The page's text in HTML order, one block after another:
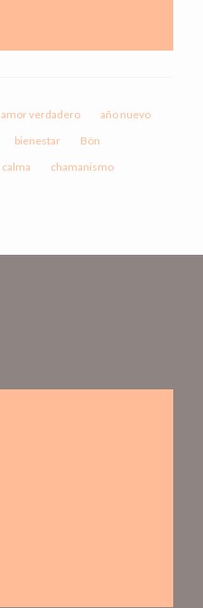
amor verdadero
año nuevo
bienestar
Bön
calma
chamanismo